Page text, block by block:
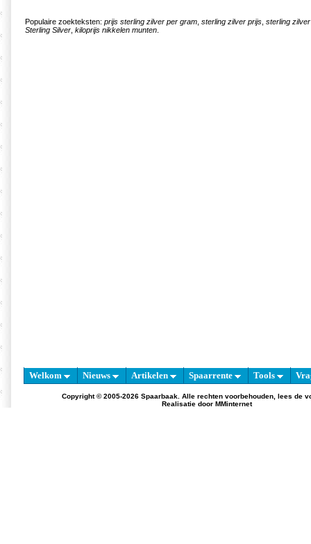
Populaire zoekteksten: prijs sterling zilver per gram sterling zilver prijs sterling
Sterling Silver kiloprijs nikkelen munten
Welkom Nieuws Artikelen Spaarrente Tools
Copyright © 2005-2026 Spaarbaak. Alle rechten voorbehouden, lees de
Realisatie door MMinternet